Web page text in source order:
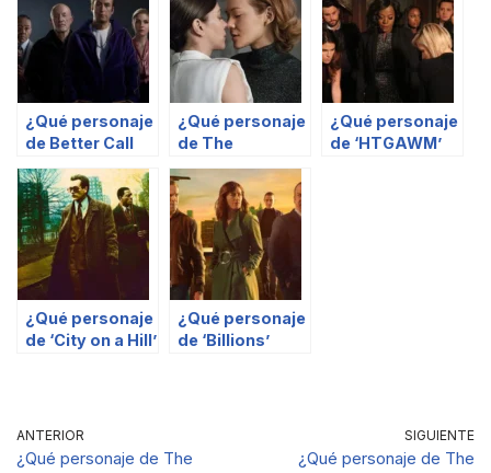
¿Qué personaje
de Better Call
Saul eres?
¿Qué personaje
de The
Girlfriend
Experience
eres?
¿Qué personaje
de ‘HTGAWM’
¿Qué personaje
de ‘City on a Hill’
¿Qué personaje
de ‘Billions’
ANTERIOR
¿Qué personaje de The
SIGUIENTE
¿Qué personaje de The